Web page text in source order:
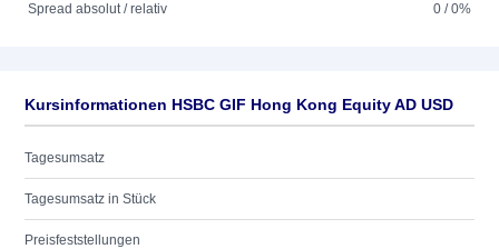
Spread absolut / relativ
0 / 0%
Kursinformationen HSBC GIF Hong Kong Equity AD USD
Tagesumsatz
Tagesumsatz in Stück
Preisfeststellungen